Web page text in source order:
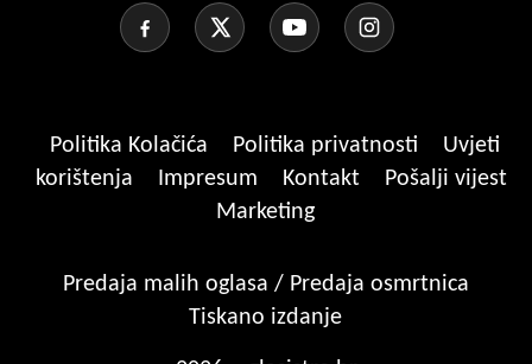
Politika Kolačića Politika privatnosti
Uvjeti
korištenja
Impresum Kontakt
Pošalji vijest
Marketing
Predaja malih oglasa / Predaja osmrtnica
Tiskano izdanje